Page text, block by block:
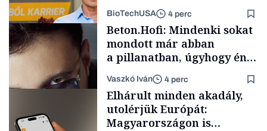
Befektetés
Content Lab HUB
BioTechUSA 4 perc
Beton.Hofi: Mindenki sokat
mondott már abban
a pillanatban, úgyhogy én
a legsarkosabb
gondolataimat akartam
kimondani
Vaszkó Iván 4 perc
Elhárult minden akadály,
utolérjük Európát:
Magyarországon is